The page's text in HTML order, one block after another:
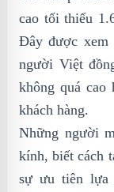
cao tối thiểu
Đây được xem
người Việt
không quá
khách hàng.
Những người
kính, biết cách
sự ưu tiên lựa